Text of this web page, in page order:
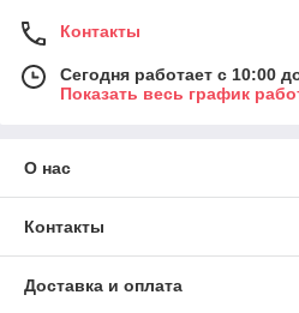
Контакты
Сегодня работает с 10:00
Показать весь график
О нас
Контакты
Доставка и оплата